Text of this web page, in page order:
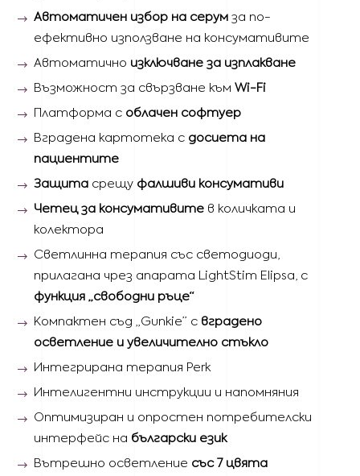
Автоматичен избор на серум за по-
ефективно използване на консумативите
Автоматично изключване за изплакване
Възможност за свързване към Wi-Fi
Платформа с облачен софтуер
Вградена картотека с досиета на
пациентите
Защита срещу фалшиви консумативи
Четец за консумативите в количката и
колектора
Светлинна терапия със светодиоди,
прилагана чрез апарата LightStim Elipsa, с
функция „свободни ръце“
Компактен съд „Gunkie” с вградено
осветление и увеличително стъкло
Интегрирана терапия Perk
Интелигентни инструкции и напомняния
Оптимизиран и опростен потребителски
интерфейс на български език
Вътрешно осветление със 7 цвята